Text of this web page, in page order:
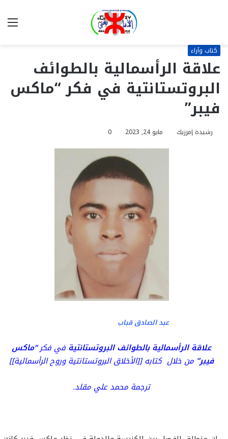
كتاب وآراء
علاقة الرأسمالية بالطوائف
البروتستانتية في فكر “ماكس
فيبر”
رشيدة إمرزيك مايو 24, 2023 0
عبد الصادق قباب
علاقة الرأسمالية بالطوائف البروتستانتيةفي فكر“ماكس
فيبر” من خلال كتابه [[الأخلاق البروتستانتية وروح الرأسمالية]]
ترجمة محمد علي مقلد.